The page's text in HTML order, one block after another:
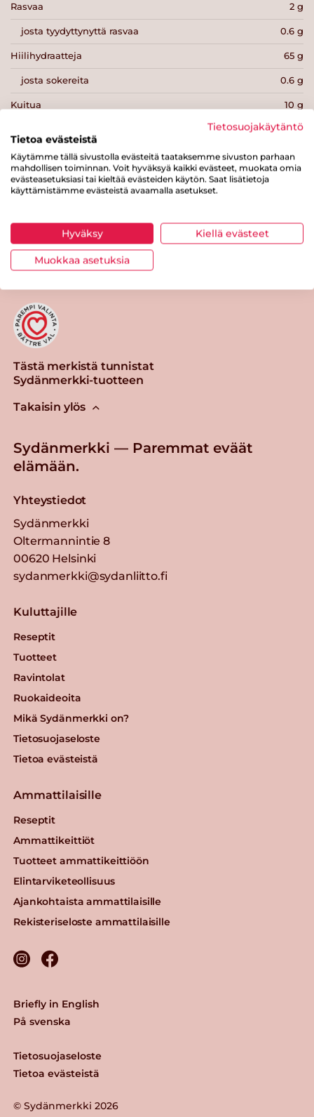
Rasvaa 2 g
josta tyydyttynyttä rasvaa 0.6 g
Hiilihydraatteja 65 g
josta sokereita 0.6 g
Kuitua 10 g
10 g
Suolaa 0 g
Tulosta sivu Jaa tuote
Tästä merkistä tunnistat
Sydänmerkki-tuotteen
Takaisin ylös
Sydänmerkki — Paremmat eväät
elämään.
Yhteystiedot
Sydänmerkki
Oltermannintie 8
00620 Helsinki
sydanmerkki@sydanliitto.fi
Kuluttajille
Reseptit
Tuotteet
Ravintolat
Ruokaideoita
Mikä Sydänmerkki on?
Tietosuojaseloste
Tietoa evästeistä
Ammattilaisille
Reseptit
Ammattikeittiöt
Tuotteet ammattikeittiöön
Elintarviketeollisuus
Ajankohtaista ammattilaisille
Rekisteriseloste ammattilaisille
© Sydänmerkki 2026
Tietosuojaseloste
Tietoa evästeistä
Briefly in English
På svenska
Tietosuojakäytäntö
Tietoa evästeistä
Käytämme tällä sivustolla evästeitä taataksemme sivuston parhaan
mahdollisen toiminnan. Voit hyväksyä kaikki evästeet, muokata omia
evästeasetuksiasi tai kieltää evästeiden käytön. Saat lisätietoja
käyttämistämme evästeistä avaamalla asetukset.
Hyväksy Kiellä evästeet
Muokkaa asetuksia